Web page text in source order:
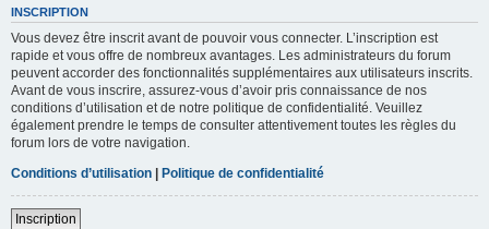
INSCRIPTION
Vous devez être inscrit avant de pouvoir vous connecter. L’inscription est
rapide et vous offre de nombreux avantages. Les administrateurs du forum
peuvent accorder des fonctionnalités supplémentaires aux utilisateurs inscrits.
Avant de vous inscrire, assurez-vous d’avoir pris connaissance de nos
conditions d’utilisation et de notre politique de confidentialité. Veuillez
également prendre le temps de consulter attentivement toutes les règles du
forum lors de votre navigation.
Conditions d’utilisation | Politique de confidentialité
Inscription